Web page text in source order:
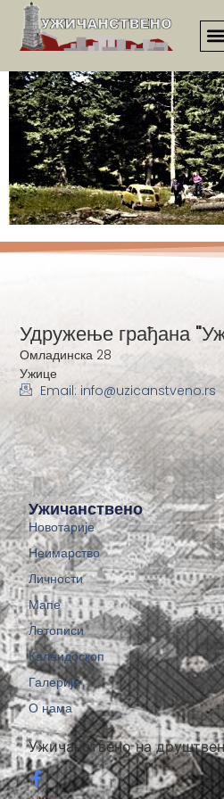
3555
Ужичанствено на
Ужичанствено
Новотарије
Неимарство
Личности
Мапе
Летописи
Калеидоскоп
Галерије
О нама
Удружење грађана
Омладинска 28
Ужице
Email: info@uzicanstveno.rs